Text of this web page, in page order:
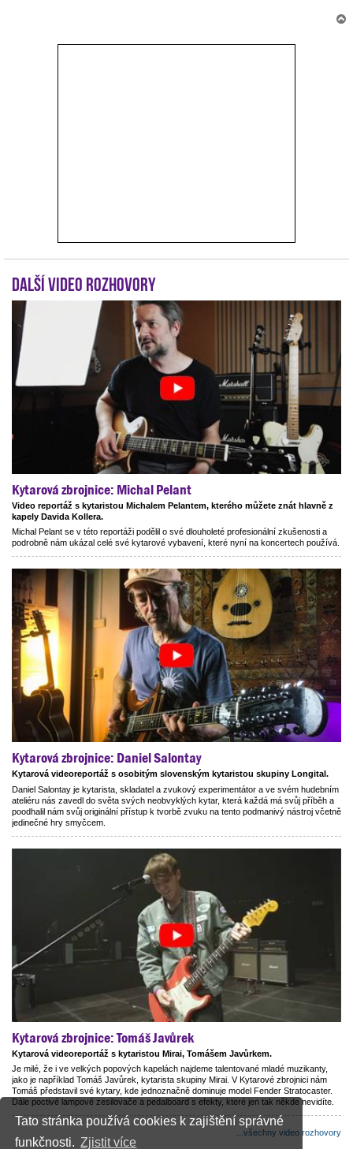
Tato stránka používá cookies k zajištění správné
funkčnosti. Zjistit více
Další video rozhovory
Kytarová zbrojnice: Michal Pelant
Video reportáž s kytaristou Michalem Pelantem, kterého můžete znát hlavně z
kapely Davida Kollera.
Michal Pelant se v této reportáži podělil o své dlouholeté profesionální zkušenosti a
podrobně nám ukázal celé své kytarové vybavení, které nyní na koncertech používá.
Kytarová zbrojnice: Daniel Salontay
Kytarová videoreportáž s osobitým slovenským kytaristou skupiny Longital.
Daniel Salontay je kytarista, skladatel a zvukový experimentátor a ve svém hudebním
ateliéru nás zavedl do světa svých neobvyklých kytar, která každá má svůj příběh a
poodhalil nám svůj originální přístup k tvorbě zvuku na tento podmanivý nástroj včetně
jedinečné hry smyčcem.
Kytarová zbrojnice: Tomáš Javůrek
Kytarová videoreportáž s kytaristou Mirai, Tomášem Javůrkem.
Je milé, že i ve velkých popových kapelách najdeme talentované mladé muzikanty,
jako je například Tomáš Javůrek, kytarista skupiny Mirai. V Kytarové zbrojnici nám
Tomáš představil své kytary, kde jednoznačně dominuje model Fender Stratocaster.
Dále poctivé lampové zesilovače a pedalboard s efekty, které jen tak někde nevidíte.
...všechny video rozhovory